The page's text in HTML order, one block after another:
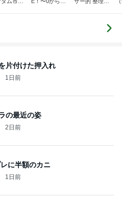
片付けた押入れ
1日前
の最近の姿
2日前
に半額のカニ
1日前